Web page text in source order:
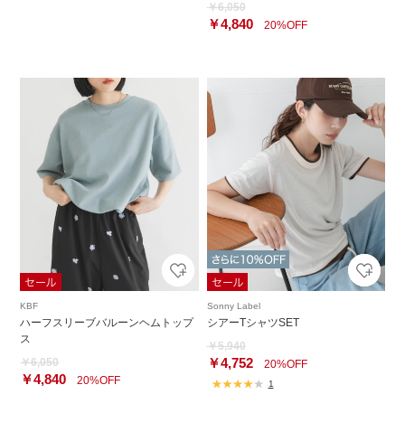
￥6,050
￥4,84020%OFF
KBF
ハーフスリーブバルーンヘムトップ
ス
￥6,050
￥4,840 20%OFF
Sonny Label
シアーTシャツSET
￥5,940
￥4,75220%OFF
1